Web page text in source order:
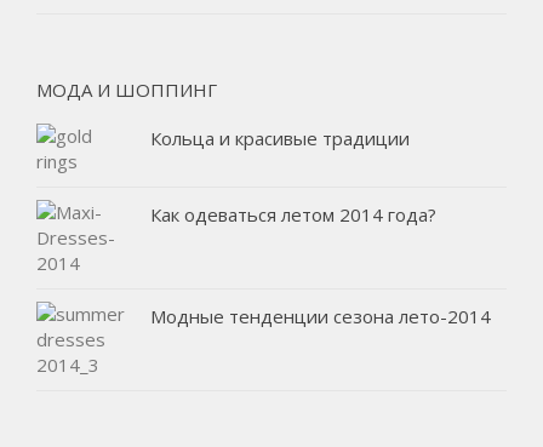
МОДА И ШОППИНГ
Кольца и красивые традиции
Как одеваться летом 2014 года?
Модные тенденции сезона лето-2014